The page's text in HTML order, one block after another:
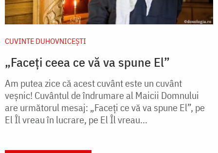
CUVINTE DUHOVNICEȘTI
„Faceți ceea ce vă va spune El”
Am putea zice că acest cuvânt este un cuvânt
veşnic! Cuvântul de îndrumare al Maicii Domnului
are următorul mesaj: „Faceţi ce vă va spune El”, pe
El Îl vreau în lucrare, pe El Îl vreau...